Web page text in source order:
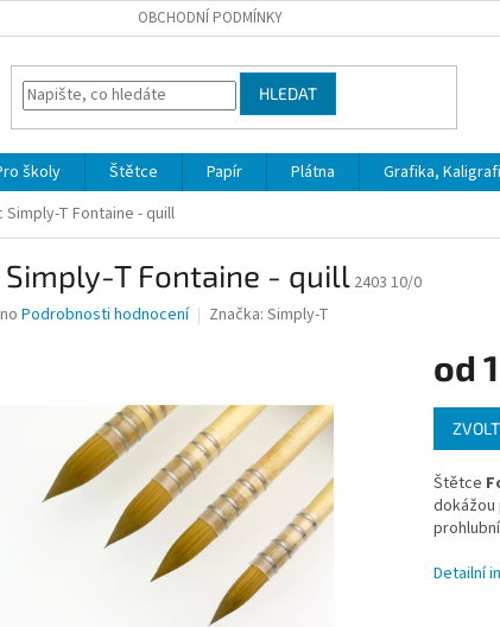
OBCHODNÍ PODMÍNKY
HLEDAT
školy Štětce Papír Plátna Grafika,
T Fontaine - quill
T Fontaine - quill 2403 10/0
Podrobnosti hodnocení Značka: Simply-T
od
Měrná
cena:
Štětce
Detailní